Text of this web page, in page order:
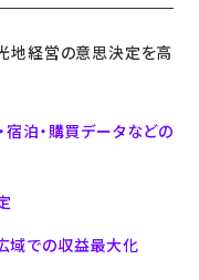
地経営の意思決定を高
宿泊・購買データなどの
域での収益最大化